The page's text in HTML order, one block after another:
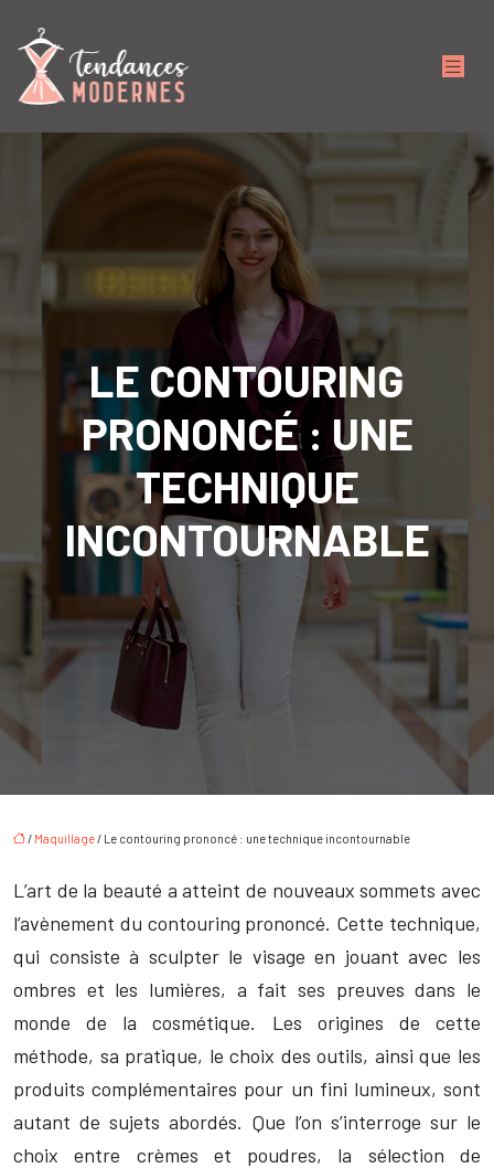
LE CONTOURING
PRONONCÉ : UNE
TECHNIQUE
INCONTOURNABLE
/ Maquillage/ Le contouring prononcé : une technique incontournable
L’art de la beauté a atteint de nouveaux sommets avec
l’avènement du contouring prononcé. Cette technique,
qui consiste à sculpter le visage en jouant avec les
ombres et les lumières, a fait ses preuves dans le
monde de la cosmétique. Les origines de cette
méthode, sa pratique, le choix des outils, ainsi que les
produits complémentaires pour un fini lumineux, sont
autant de sujets abordés. Que l’on s’interroge sur le
choix entre crèmes et poudres, la sélection de